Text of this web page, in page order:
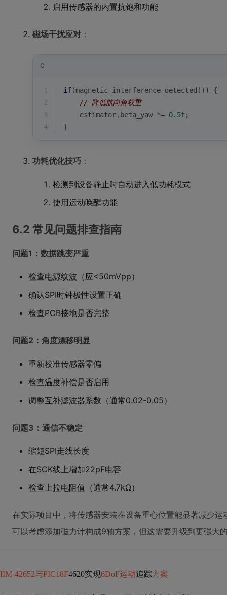
启用传感器的内置抗饱和功能
磁场干扰应对 ：
C
1 if(magnetic_interference_detected()) {
2
// 降低航向角权重
3
    estimator.beta_yaw *=
0.5f;
4
}
功耗优化技巧 ：
检测到设备静止时自动进入低功耗模式
使用运动唤醒功能
6.2 常见问题排查指南
问题1：数据跳变严重
检查电源纹波（应<50mVpp）
确认SPI时钟极性设置正确
检查PCB接地是否完整
问题2：角度漂移明显
重新校准传感器零偏
检查温度补偿是否启用
调整互补滤波器系数（通常0.02-0.05）
问题3：通信不稳定
缩短SPI走线长度
在SCK线上增加22pF电容
检查上拉电阻值（通常4.7kΩ）
在实际项目中，将传感器安装在设备重心位置能显著减少
可以考虑添加磁力计构成9轴方案，但这需要升级到更强大
IIM-42652与PIC18F4620实现6DoF运动追踪方案